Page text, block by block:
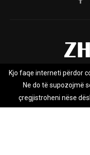
Rreth nesh
Zhurnal.mk është Agjenci
Kjo faqe interneti përdor
Ne do të supozojmë
çregjistroheni nëse